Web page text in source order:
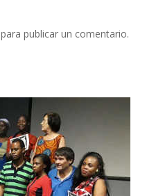
para publicar un comentario.